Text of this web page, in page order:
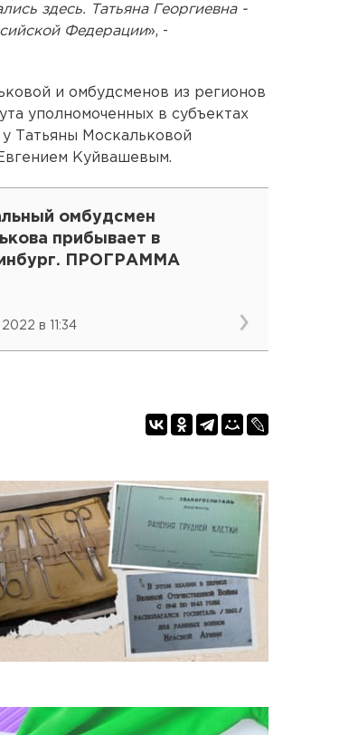
здесь. Татьяна Георгиевна -
Федерации», -
и омбудсменов из регионов
уполномоченных в субъектах
Татьяны Москальковой
Куйвашевым.
омбудсмен
прибывает в
ПРОГРАММА
в 11:34